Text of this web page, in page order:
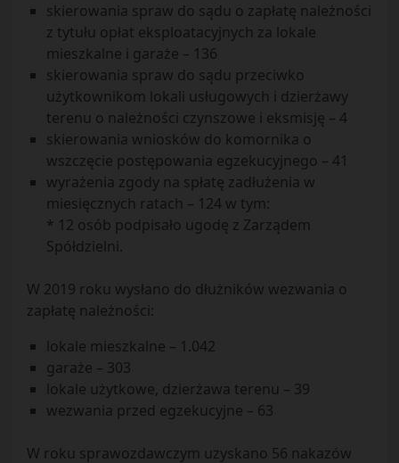
skierowania spraw do sądu o zapłatę należności
z tytułu opłat eksploatacyjnych za lokale
mieszkalne i garaże – 136
skierowania spraw do sądu przeciwko
użytkownikom lokali usługowych i dzierżawy
terenu o należności czynszowe i eksmisję – 4
skierowania wniosków do komornika o
wszczęcie postępowania egzekucyjnego – 41
wyrażenia zgody na spłatę zadłużenia w
miesięcznych ratach – 124 w tym:
* 12 osób podpisało ugodę z Zarządem
Spółdzielni.
W 2019 roku wysłano do dłużników wezwania o
zapłatę należności:
lokale mieszkalne – 1.042
garaże – 303
lokale użytkowe, dzierżawa terenu – 39
wezwania przed egzekucyjne – 63
W roku sprawozdawczym uzyskano 56 nakazów